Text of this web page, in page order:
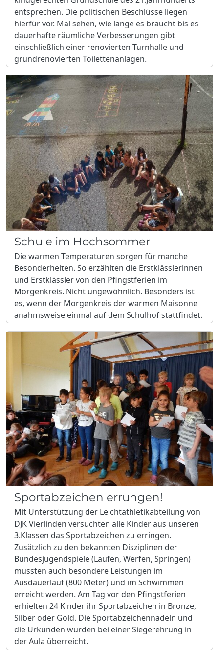
entsprechen. Die politischen Beschlüsse liegen
hierfür vor. Mal sehen, wie lange es braucht bis es
dauerhafte räumliche Verbesserungen gibt
einschließlich einer renovierten Turnhalle und
grundrenovierten Toilettenanlagen.
Schule im Hochsommer
Die warmen Temperaturen sorgen für manche
Besonderheiten. So erzählten die Erstklässlerinnen
und Erstklässler von den Pfingstferien im
Morgenkreis. Nicht ungewöhnlich. Besonders ist
es, wenn der Morgenkreis der warmen Maisonne
anahmsweise einmal auf dem Schulhof stattfindet.
Sportabzeichen errungen!
Mit Unterstützung der Leichtathletikabteilung von
DJK Vierlinden versuchten alle Kinder aus unseren
3.Klassen das Sportabzeichen zu erringen.
Zusätzlich zu den bekannten Disziplinen der
Bundesjugendspiele (Laufen, Werfen, Springen)
mussten auch besondere Leistungen im
Ausdauerlauf (800 Meter) und im Schwimmen
erreicht werden. Am Tag vor den Pfingstferien
erhielten 24 Kinder ihr Sportabzeichen in Bronze,
Silber oder Gold. Die Sportabzeichennadeln und
die Urkunden wurden bei einer Siegerehrung in
der Aula überreicht.